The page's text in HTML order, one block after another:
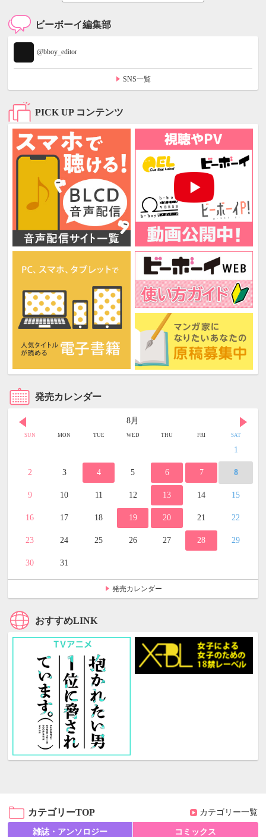
ビーボーイ編集部
@bboy_editor
SNS一覧
PICK UP コンテンツ
発売カレンダー
8月
SUN MON TUE WED THU FRI SAT
1
2 3 4 5 6 7 8
9 10 11 12 13 14 15
16 17 18 19 20 21 22
23 24 25 26 27 28 29
30 31
発売カレンダー
おすすめLINK
カテゴリーTOP カテゴリー一覧
雑誌・アンソロジー コミックス